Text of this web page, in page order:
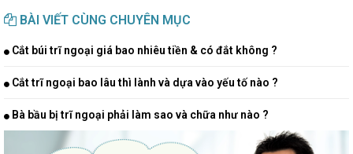
BÀI VIẾT CÙNG CHUYÊN MỤC
Cắt búi trĩ ngoại giá bao nhiêu tiền & có đắt không ?
Cắt trĩ ngoại bao lâu thì lành và dựa vào yếu tố nào ?
Bà bầu bị trĩ ngoại phải làm sao và chữa như nào ?